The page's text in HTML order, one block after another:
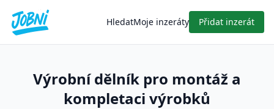
HledatMoje inzeráty Přidat inzerát
Výrobní dělník pro montáž a
kompletaci výrobků